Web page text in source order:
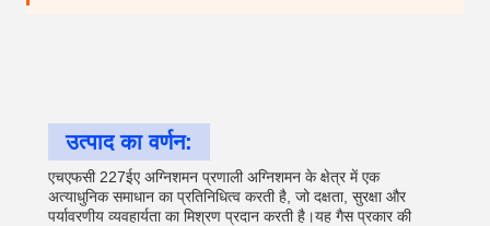
उत्पाद का वर्णन:
एचएफसी 227ईए अग्निशमन प्रणाली अग्निशमन के क्षेत्र में एक
अत्याधुनिक समाधान का प्रतिनिधित्व करती है, जो दक्षता, सुरक्षा और
पर्यावरणीय व्यवहार्यता का मिश्रण प्रदान करती है।यह गैस प्रकार की